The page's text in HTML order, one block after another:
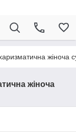
жіноча
жіноча